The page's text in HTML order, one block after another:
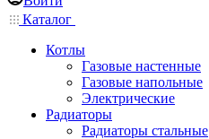
Каталог
Котлы
Газовые настенные
Газовые напольные
Электрические
Радиаторы
Радиаторы стальные